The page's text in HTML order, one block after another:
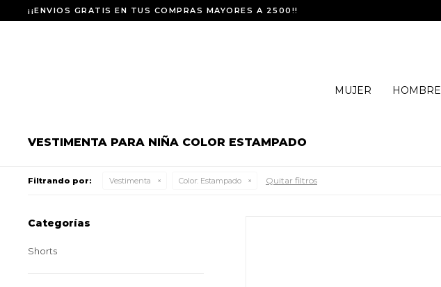
MUJER HOMBRE
¡¡ENVIOS GRATIS EN TUS COMPRAS MAYORES A 2500!!
VESTIMENTA PARA NIÑA COLOR ESTAMPADO
Filtrando por: Vestimenta Color: Estampado Quitar filtros
Categorías
Shorts